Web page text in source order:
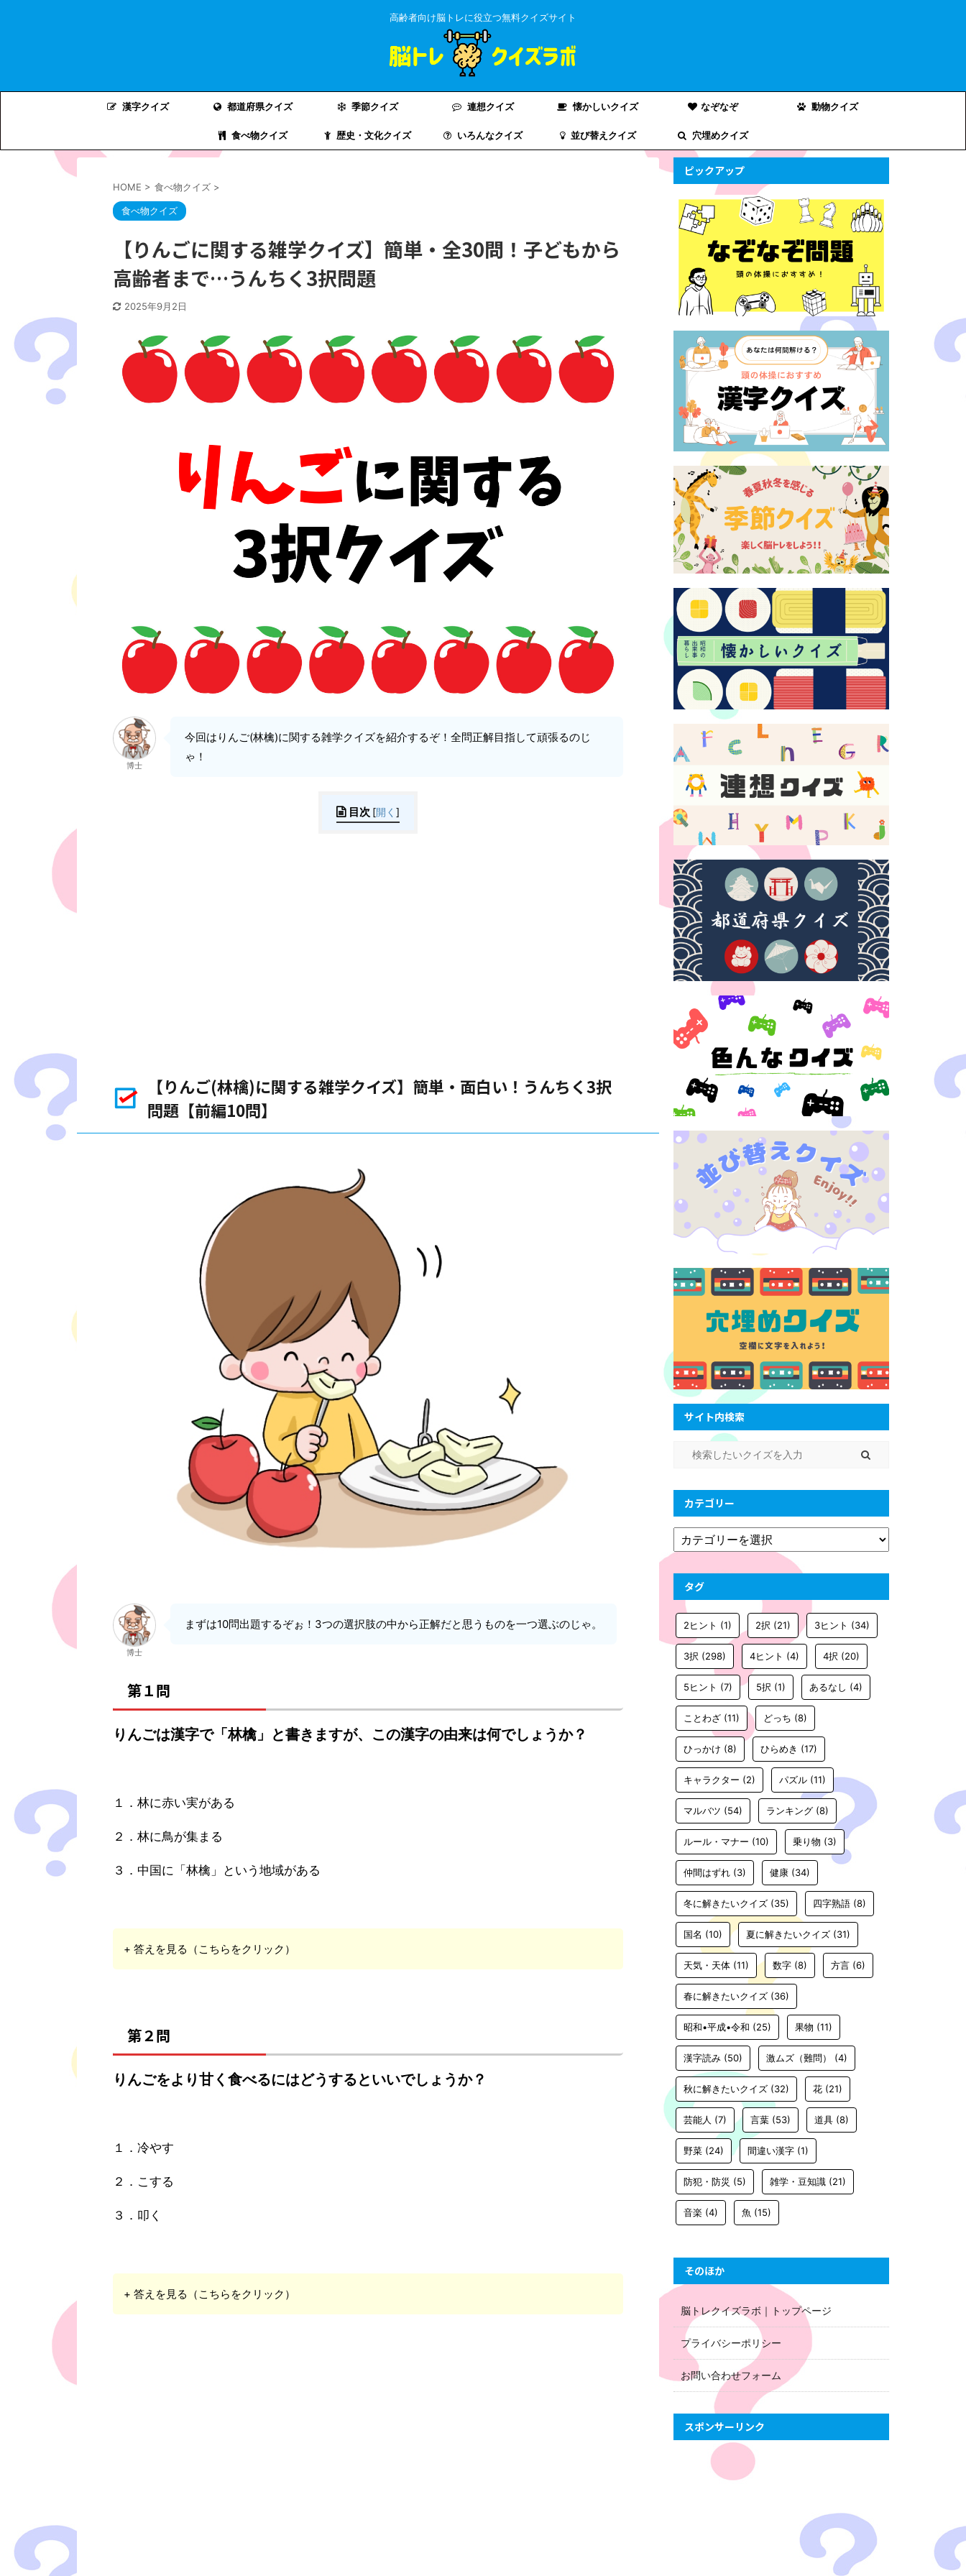
高齢者向け脳トレに役立つ無料クイズサイト
漢字クイズ 都道府県クイズ 季節クイズ 連想クイズ 懐かしいクイズ なぞなぞ 動物クイズ
食べ物クイズ 歴史・文化クイズ いろんなクイズ 並び替えクイズ 穴埋めクイズ
HOME > 食べ物クイズ >
食べ物クイズ
【りんごに関する雑学クイズ】簡単・全30問！子どもから
高齢者まで…うんちく3択問題
2025年9月2日
博士
今回はりんご(林檎)に関する雑学クイズを紹介するぞ！全問正解目指して頑張るのじ
ゃ！
目次 [開く ]
【りんご(林檎)に関する雑学クイズ】簡単・面白い！うんちく3択
問題【前編10問】
博士
まずは10問出題するぞぉ！3つの選択肢の中から正解だと思うものを一つ選ぶのじゃ。
第１問
りんごは漢字で「林檎」と書きますが、この漢字の由来は何でしょうか？
１．林に赤い実がある
２．林に鳥が集まる
３．中国に「林檎」という地域がある
+ 答えを見る（こちらをクリック）
第２問
りんごをより甘く食べるにはどうするといいでしょうか？
１．冷やす
２．こする
３．叩く
+ 答えを見る（こちらをクリック）
ピックアップ
サイト内検索
カテゴリー
タグ
2ヒント (1) 2択 (21) 3ヒント (34)
3択 (298) 4ヒント (4) 4択 (20)
5ヒント (7) 5択 (1) あるなし (4)
ことわざ (11) どっち (8)
ひっかけ (8) ひらめき (17)
キャラクター (2) パズル (11)
マルバツ (54) ランキング (8)
ルール・マナー (10) 乗り物 (3)
仲間はずれ (3) 健康 (34)
冬に解きたいクイズ (35) 四字熟語 (8)
国名 (10) 夏に解きたいクイズ (31)
天気・天体 (11) 数字 (8) 方言 (6)
春に解きたいクイズ (36)
昭和•平成•令和 (25) 果物 (11)
漢字読み (50) 激ムズ（難問） (4)
秋に解きたいクイズ (32) 花 (21)
芸能人 (7) 言葉 (53) 道具 (8)
野菜 (24) 間違い漢字 (1)
防犯・防災 (5) 雑学・豆知識 (21)
音楽 (4) 魚 (15)
そのほか
脳トレクイズラボ｜トップページ
プライバシーポリシー
お問い合わせフォーム
スポンサーリンク